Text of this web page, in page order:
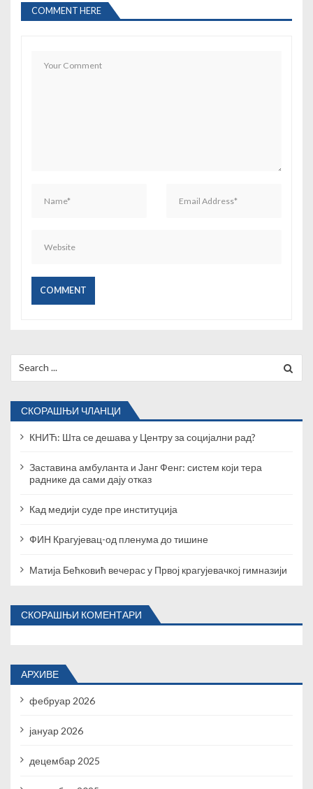
е COMMENT HERE
for:
СКОРАШЊИ ЧЛАНЦИ
КНИЋ: Шта се дешава у Центру за социјални рад?
Заставина амбуланта и Јанг Фенг: систем који тера
раднике да сами дају отказ
Кад медији суде пре институција
ФИН Крагујевац-од пленума до тишине
Матија Бећковић вечерас у Првој крагујевачкој гимназији
СКОРАШЊИ КОМЕНТАРИ
АРХИВЕ
фебруар 2026
јануар 2026
децембар 2025